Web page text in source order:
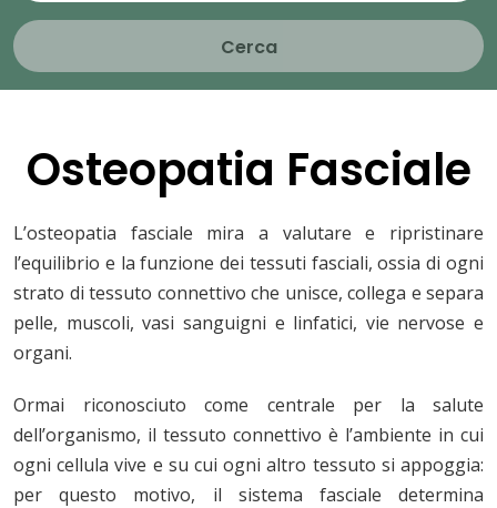
Cerca
Osteopatia Fasciale
L’osteopatia fasciale mira a valutare e ripristinare
l’equilibrio e la funzione dei tessuti fasciali, ossia di ogni
strato di tessuto connettivo che unisce, collega e separa
pelle, muscoli, vasi sanguigni e linfatici, vie nervose e
organi.
Ormai riconosciuto come centrale per la salute
dell’organismo, il tessuto connettivo è l’ambiente in cui
ogni cellula vive e su cui ogni altro tessuto si appoggia:
per questo motivo, il sistema fasciale determina